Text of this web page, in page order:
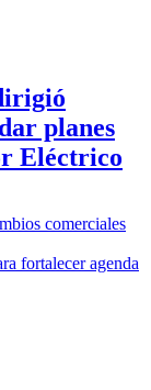
planes
Eléctrico
comerciales
fortalecer agenda